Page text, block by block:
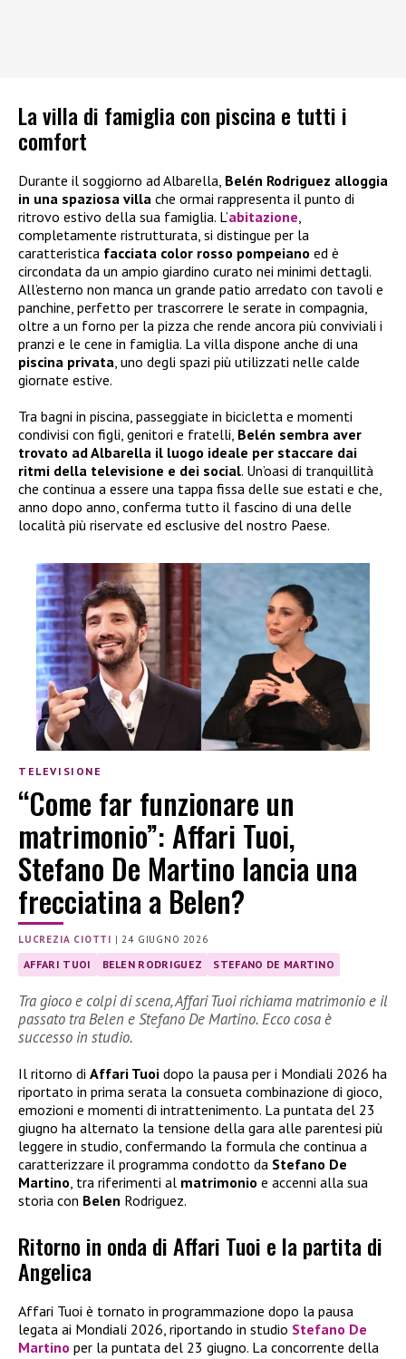
La villa di famiglia con piscina e tutti i
comfort
Durante il soggiorno ad Albarella, Belén Rodriguez alloggia
in una spaziosa villa che ormai rappresenta il punto di
ritrovo estivo della sua famiglia. L’abitazione
completamente ristrutturata, si distingue per la
caratteristica facciata color rosso pompeiano ed è
circondata da un ampio giardino curato nei minimi dettagli.
All’esterno non manca un grande patio arredato con tavoli e
panchine, perfetto per trascorrere le serate in compagnia,
oltre a un forno per la pizza che rende ancora più conviviali i
pranzi e le cene in famiglia. La villa dispone anche di una
piscina privata , uno degli spazi più utilizzati nelle calde
giornate estive.
Tra bagni in piscina, passeggiate in bicicletta e momenti
condivisi con figli, genitori e fratelli, Belén sembra aver
trovato ad Albarella il luogo ideale per staccare dai
ritmi della televisione e dei social. Un’oasi di tranquillità
che continua a essere una tappa fissa delle sue estati e che,
anno dopo anno, conferma tutto il fascino di una delle
località più riservate ed esclusive del nostro Paese.
TELEVISIONE
“Come far funzionare un
matrimonio”: Affari Tuoi,
Stefano De Martino lancia una
frecciatina a Belen?
LUCREZIA CIOTTI |24 GIUGNO 2026
AFFARI TUOI BELEN RODRIGUEZ STEFANO DE MARTINO
Tra gioco e colpi di scena, Affari Tuoi richiama matrimonio e il
passato tra Belen e Stefano De Martino. Ecco cosa è
successo in studio.
Il ritorno di Affari Tuoi dopo la pausa per i Mondiali 2026 ha
riportato in prima serata la consueta combinazione di gioco,
emozioni e momenti di intrattenimento. La puntata del 23
giugno ha alternato la tensione della gara alle parentesi più
leggere in studio, confermando la formula che continua a
caratterizzare il programma condotto da Stefano De
Martino , tra riferimenti al matrimonio e accenni alla sua
storia con Belen Rodriguez.
Ritorno in onda di Affari Tuoi e la partita di
Angelica
Affari Tuoi è tornato in programmazione dopo la pausa
legata ai Mondiali 2026, riportando in studio Stefano De
Martino per la puntata del 23 giugno. La concorrente della